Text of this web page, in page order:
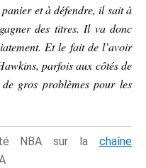
et à défendre, il sait à
des titres. Il va donc
Et le fait de l’avoir
parfois aux côtés de
gros problèmes pour les
NBA sur la chaîne